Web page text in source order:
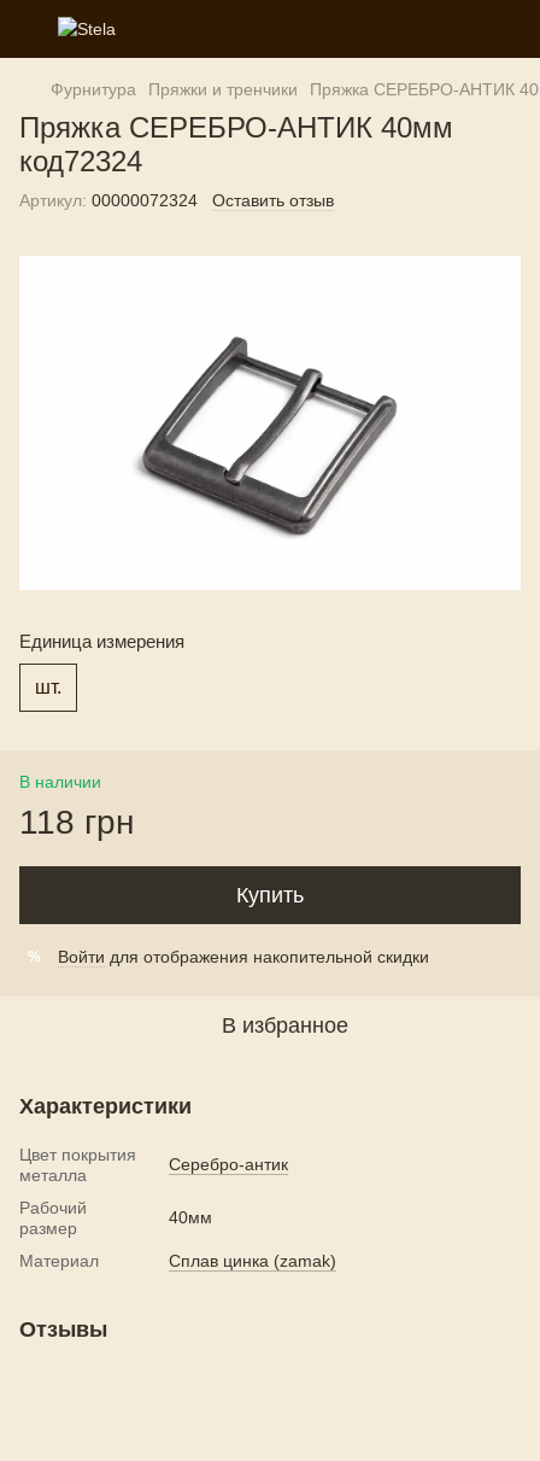
Фурнитура Пряжки и тренчики Пряжка СЕРЕБРО-АНТИК
Пряжка СЕРЕБРО-АНТИК 40мм
код72324
Артикул: 00000072324 Оставить отзыв
Единица измерения
шт.
В наличии
118 грн
Купить
% Войти для отображения накопительной скидки
В избранное
Характеристики
Цвет покрытия
металла
Серебро-антик
Рабочий
размер
40мм
Материал Сплав цинка (zamak)
Отзывы